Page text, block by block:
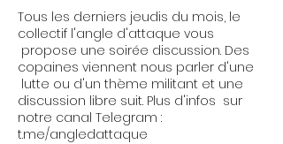
Tous les derniers jeudis du mois, le
collectif l'angle d'attaque vous
propose une soirée discussion. Des
copaines viennent nous parler d'une
lutte ou d'un thème militant et une
discussion libre suit. Plus d'infos sur
notre canal Telegram :
t.me/angledattaque